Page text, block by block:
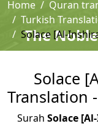
The
Home
Quran
Turkish
Solace [Al-
Solace
Translation
Surah Solace